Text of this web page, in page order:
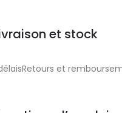
et stock
et